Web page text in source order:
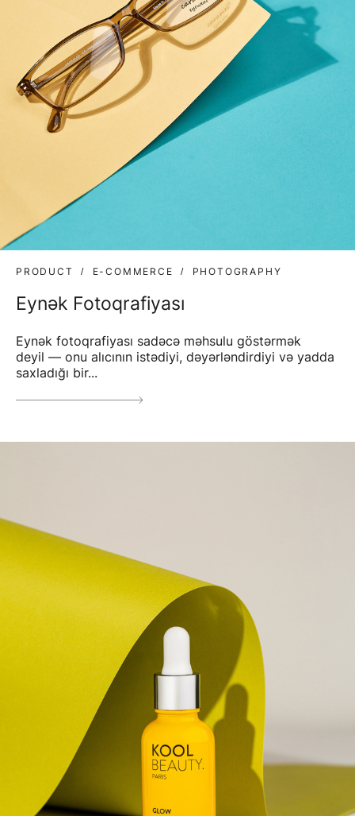
PRODUCT E-COMMERCE PHOTOGRAPHY
Eynək Fotoqrafiyası
Eynək fotoqrafiyası sadəcə məhsulu göstərmək
deyil — onu alıcının istədiyi, dəyərləndirdiyi və yadda
saxladığı bir...